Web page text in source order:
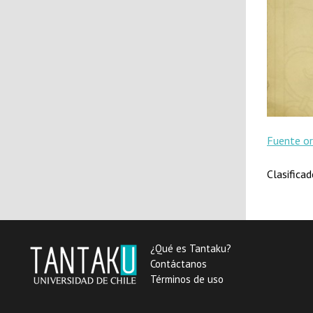
Fuente
¿Qué es Tantaku?
Contáctanos
Términos de uso